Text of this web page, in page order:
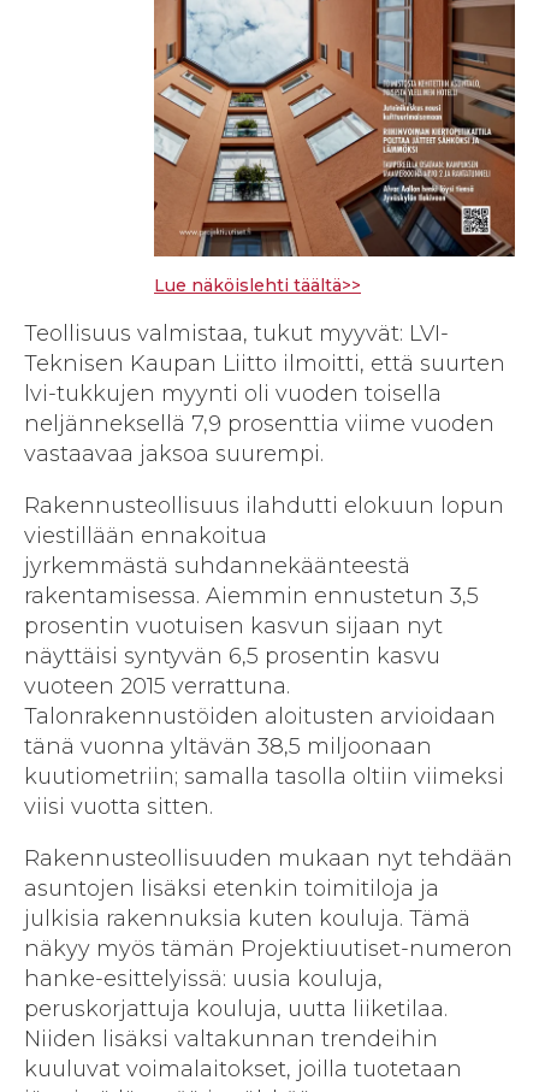
Lue näköislehti täältä>>
Teollisuus valmistaa, tukut myyvät: LVI-
Teknisen Kaupan Liitto ilmoitti, että suurten
lvi-tukkujen myynti oli vuoden toisella
neljänneksellä 7,9 prosenttia viime vuoden
vastaavaa jaksoa suurempi.
Rakennusteollisuus ilahdutti elokuun lopun
viestillään ennakoitua
jyrkemmästä suhdannekäänteestä
rakentamisessa. Aiemmin ennustetun 3,5
prosentin vuotuisen kasvun sijaan nyt
näyttäisi syntyvän 6,5 prosentin kasvu
vuoteen 2015 verrattuna.
Talonrakennustöiden aloitusten arvioidaan
tänä vuonna yltävän 38,5 miljoonaan
kuutiometriin; samalla tasolla oltiin viimeksi
viisi vuotta sitten.
Rakennusteollisuuden mukaan nyt tehdään
asuntojen lisäksi etenkin toimitiloja ja
julkisia rakennuksia kuten kouluja. Tämä
näkyy myös tämän Projektiuutiset-numeron
hanke-esittelyissä: uusia kouluja,
peruskorjattuja kouluja, uutta liiketilaa.
Niiden lisäksi valtakunnan trendeihin
kuuluvat voimalaitokset, joilla tuotetaan